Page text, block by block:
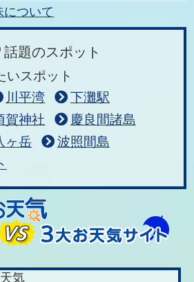
について
話題のスポット
いスポット
川平湾
下灘駅
賀神社
慶良間諸島
ヶ岳
波照間島
気